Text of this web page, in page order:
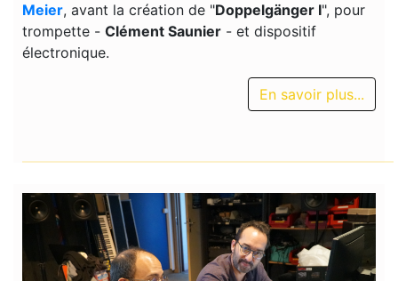
Meier, avant la création de "Doppelgänger I", pour
trompette - Clément Saunier - et dispositif
électronique.
En savoir plus...